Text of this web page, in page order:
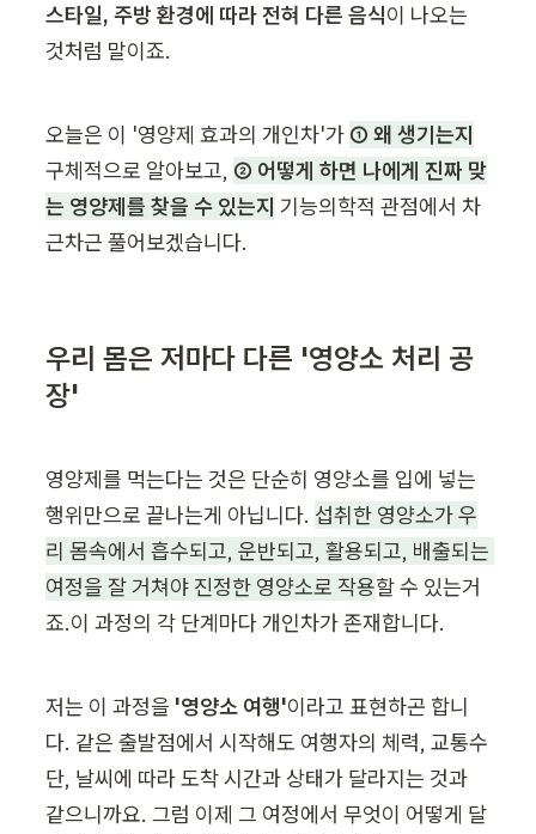
스타일, 주방 환경에 따라 전혀 다른 음식이 나오는
것처럼 말이죠.
오늘은 이 '영양제 효과의 개인차'가 ① 왜 생기는지
구체적으로 알아보고, ② 어떻게 하면 나에게 진짜 맞
는 영양제를 찾을 수 있는지 기능의학적 관점에서 차
근차근 풀어보겠습니다.
우리 몸은 저마다 다른 '영양소 처리 공
장'
영양제를 먹는다는 것은 단순히 영양소를 입에 넣는
행위만으로 끝나는게 아닙니다. 섭취한 영양소가 우
리 몸속에서 흡수되고, 운반되고, 활용되고, 배출되는
여정을 잘 거쳐야 진정한 영양소로 작용할 수 있는거
죠.이 과정의 각 단계마다 개인차가 존재합니다.
저는 이 과정을 '영양소 여행'이라고 표현하곤 합니
다. 같은 출발점에서 시작해도 여행자의 체력, 교통수
단, 날씨에 따라 도착 시간과 상태가 달라지는 것과
같으니까요. 그럼 이제 그 여정에서 무엇이 어떻게 달